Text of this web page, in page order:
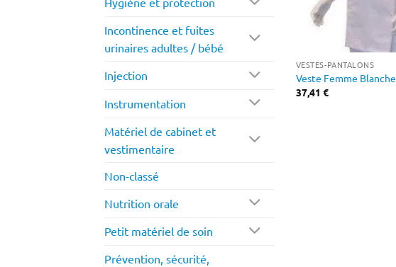
Incontinence et fuites
urinaires adultes / bébé
Injection
Instrumentation
Matériel de cabinet et
vestimentaire
Non-classé
Nutrition orale
Petit matériel de soin
Prévention, sécurité,
VESTES-PANTALONS
Veste Femme Blanche
37,41 €